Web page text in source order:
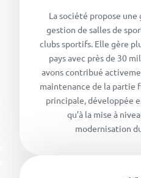
La société propose
gestion de salles de
clubs sportifs. Elle gère
pays avec près de 30
avons contribué
maintenance de la partie
principale, développée
qu’à la mise à
modernisation